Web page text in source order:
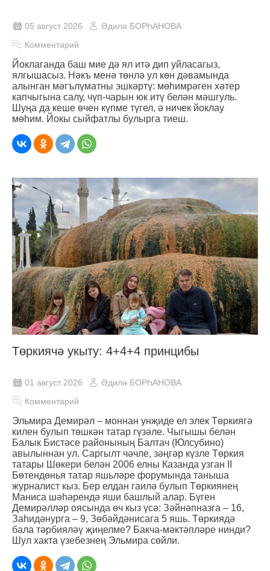
05 август 2026
Әдилә БОРҺАНОВА
Комментарий
Йоклаганда баш мие дә ял итә дип уйласагыз,
ялгышасыз. Нәкъ менә төнлә ул көн дәвамында
алынган мәгълүматны эшкәртү: мөһимрәген хәтер
капчыгына салу, чүп-чарын юк итү белән мәшгуль.
Шуңа да кеше өчен күпме түгел, ә ничек йоклау
мөһим. Йокы сыйфатлы булырга тиеш.
Төркиячә укыту: 4+4+4 принцибы
01 август 2026
Әдилә БОРҺАНОВА
Комментарий
Эльмира Демирәл – моннан унҗиде ел элек Төркиягә
килен булып төшкән татар гүзәле. Чыгышы белән
Балык Бистәсе районының Балтач (Юлсубино)
авылыннан ул. Саргылт чәчле, зәңгәр күзле Төркия
татары Шөкери белән 2006 елны Казанда узган II
Бөтендөнья татар яшьләре форумында таныша
журналист кыз. Бер елдан гаилә булып Төркиянең
Маниса шәһәрендә яши башлый алар. Бүген
Демирәлләр оясында өч кыз үсә: Зәйнәпназга – 16,
Заһидәнурга – 9, Зөбәйдәнисага 5 яшь. Төркиядә
бала тәрбияләү җиңелме? Бакча-мәктәпләре нинди?
Шул хакта үзебезнең Эльмира сөйли.